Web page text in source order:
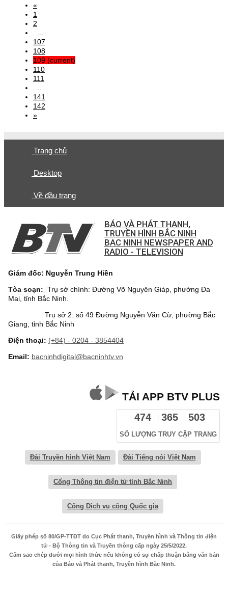
«
1
2
107
108
109 (current)
110
111
141
142
»
Trang chủ
Desktop
Về đầu trang
BÁO VÀ PHÁT THANH,
TRUYỀN HÌNH BẮC NINH
BAC NINH NEWSPAPER AND
RADIO - TELEVISION
Giám đốc: Nguyễn Trung Hiền
Tòa soạn: Trụ sở chính: Đường Võ Nguyên Giáp, phường Đa
Mai, tỉnh Bắc Ninh.
Trụ sở 2: số 49 Đường Nguyễn Văn Cừ, phường Bắc
Giang, tỉnh Bắc Ninh
Điện thoại: (+84) - 0204 - 3854404
Email: bacninhdigital@bacninhtv.vn
TẢI APP BTV PLUS
474 365 503
SỐ LƯỢNG TRUY CẬP TRANG
Đài Truyền hình Việt Nam Đài Tiếng nói Việt Nam
Cổng Thông tin điện tử tỉnh Bắc Ninh
Cổng Dịch vụ công Quốc gia
Giấy phép số 80/GP-TTĐT do Cục Phát thanh, Truyền hình và Thông tin điện
tử - Bộ Thông tin và Truyền thông cấp ngày 25/5/2022.
Cấm sao chép dưới mọi hình thức nếu không có sự chấp thuận bằng văn bản
của Báo và Phát thanh, Truyền hình Bắc Ninh.